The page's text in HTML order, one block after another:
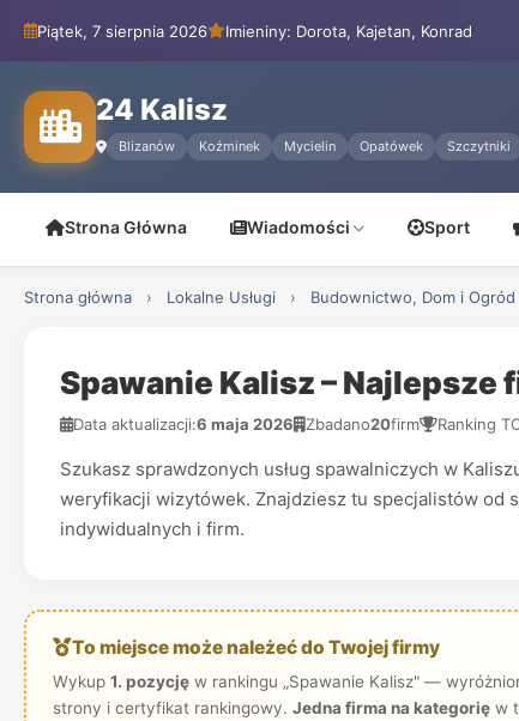
Piątek, 7 sierpnia 2026 Imieniny: Dorota, Kajetan, Konrad
24 Kalisz
Blizanów Koźminek Mycielin Opatówek Szczytniki
Strona Główna Wiadomości Sport
Strona główna › Lokalne Usługi › Budownictwo, Dom i Ogród
Spawanie Kalisz –
Data aktualizacji:6 maja 2026 Zbadano20firm Ranking
Szukasz sprawdzonych usług spawalniczych w
weryfikacji wizytówek. Znajdziesz tu specjalistów od
indywidualnych i firm.
To miejsce może należeć do Twojej firmy
Wykup 1. pozycjęw rankingu „Spawanie Kalisz" —
strony i certyfikat rankingowy. Jedna firma na kategorięw